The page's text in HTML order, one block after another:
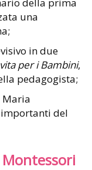
una
in due
per i Bambini,
pedagogista;
Maria
del